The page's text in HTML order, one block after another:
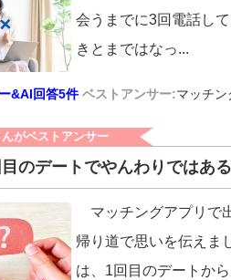
会うま でに3回電話し
きとまではなっ...
&AI回答5件 ベストアンサー:マッチン
がベストアンサー
のデートでやんわりではあ
マッチングアプリで
帰り道で思いを伝えま
は、1回目のデートか